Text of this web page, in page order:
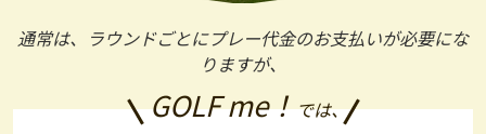
通常は、ラウンドごとにプレー代金のお支払いが必要にな
りますが、
GOLF me！では、